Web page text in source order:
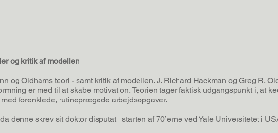
og kritik af modellen
og Oldhams teori - samt kritik af modellen. J. Richard Hackman og Greg R.
er med til at skabe motivation. Teorien tager faktisk udgangspunkt i, at
forenklede, rutineprægede arbejdsopgaver.
denne skrev sit doktor disputat i starten af 70’erne ved Yale Universitetet i